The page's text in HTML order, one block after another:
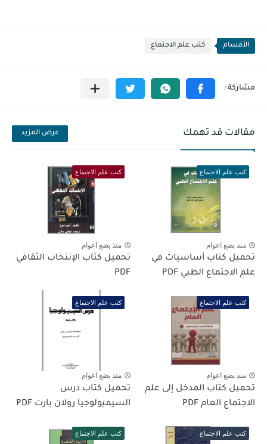
الأقسام كتب علم الاجتماع
مقالات قد تهمك عرض المزيد
كتب علم الاجتماع
منذ بضع اعوام
تحميل كتاب أساسيات في
علم الاجتماع الطبي PDF
كتب علم الاجتماع
منذ بضع اعوام
تحميل كتاب الإنتخاب الثقافي
PDF
كتب علم الاجتماع
منذ بضع اعوام
تحميل كتاب المدخل إلى علم
الاجتماع العام PDF
كتب علم الاجتماع
منذ بضع اعوام
تحميل كتاب درس
السيميولوجيا رولان بارت PDF
كتب علم الاجتماع كتب علم الاجتماع